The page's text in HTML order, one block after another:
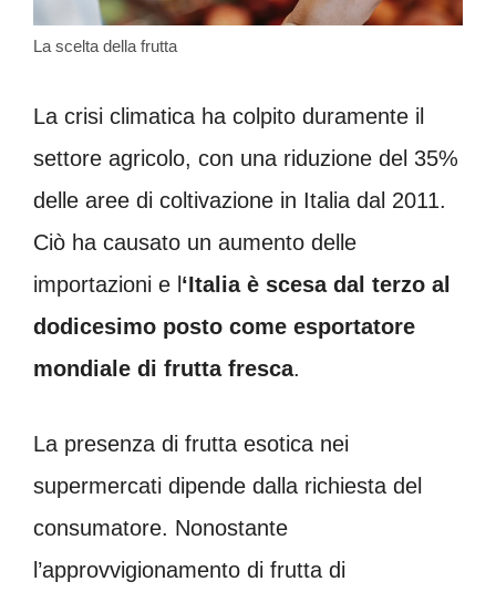
La scelta della frutta
La crisi climatica ha colpito duramente il
settore agricolo, con una riduzione del 35%
delle aree di coltivazione in Italia dal 2011.
Ciò ha causato un aumento delle
importazioni e l ‘Italia è scesa dal terzo al
dodicesimo posto come esportatore
mondiale di frutta fresca.
La presenza di frutta esotica nei
supermercati dipende dalla richiesta del
consumatore. Nonostante
l’approvvigionamento di frutta di